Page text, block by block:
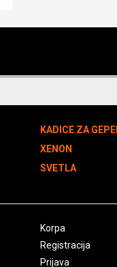
KADICE ZA
XENON
SVETLA
Korpa
Registracija
Prijava